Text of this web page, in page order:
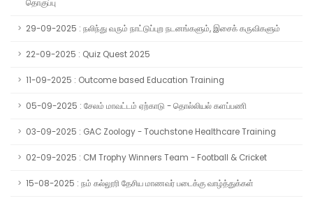
தொகுப்பு
29-09-2025 : நலிந்து வரும் நாட்டுப்புற நடனங்களும், இசைக் கருவிகளும்
22-09-2025 : Quiz Quest 2025
11-09-2025 : Outcome based Education Training
05-09-2025 : சேலம் மாவட்டம் ஏற்காடு - தொல்லியல் களப்பணி
03-09-2025 : GAC Zoology - Touchstone Healthcare Training
02-09-2025 : CM Trophy Winners Team - Football & Cricket
15-08-2025 : நம் கல்லூரி தேசிய மாணவர் படைக்கு வாழ்த்துக்கள்